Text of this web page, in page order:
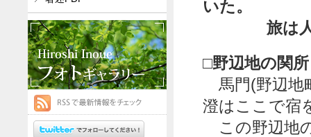
いた。
旅は人生
□野辺地の関所
馬門(野辺地
澄はここで宿
この野辺地